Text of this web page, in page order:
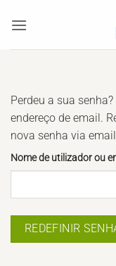
Perdeu a sua
endereço de email.
nova senha via
Nome de utilizador ou
REDEFINIR